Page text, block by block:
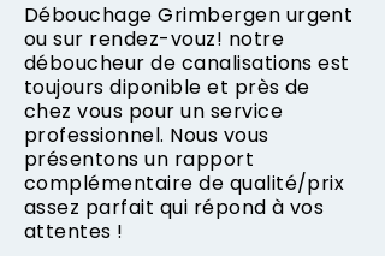
Débouchage Grimbergen urgent
ou sur rendez-vouz! notre
déboucheur de canalisations est
toujours diponible et près de
chez vous pour un service
professionnel. Nous vous
présentons un rapport
complémentaire de qualité/prix
assez parfait qui répond à vos
attentes !